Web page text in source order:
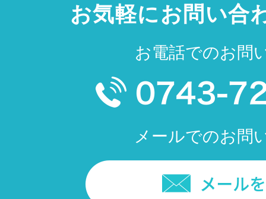
お気軽にお問い合
お電話でのお問
メールでのお問